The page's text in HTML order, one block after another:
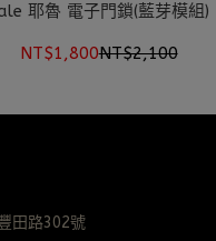
耶魯 電子門鎖(藍芽模組)
NT$1,800NT$2,100
田路302號